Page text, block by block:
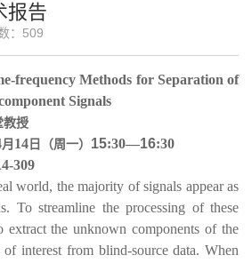
报告
： 509
frequency Methods for Separation of
Signals
教授
月 14 日（周 一） 15:30—16:30
4-309
world, the majority of signals appear as
To streamline the processing of these
extract the unknown components of the
interest from blind-source data. When